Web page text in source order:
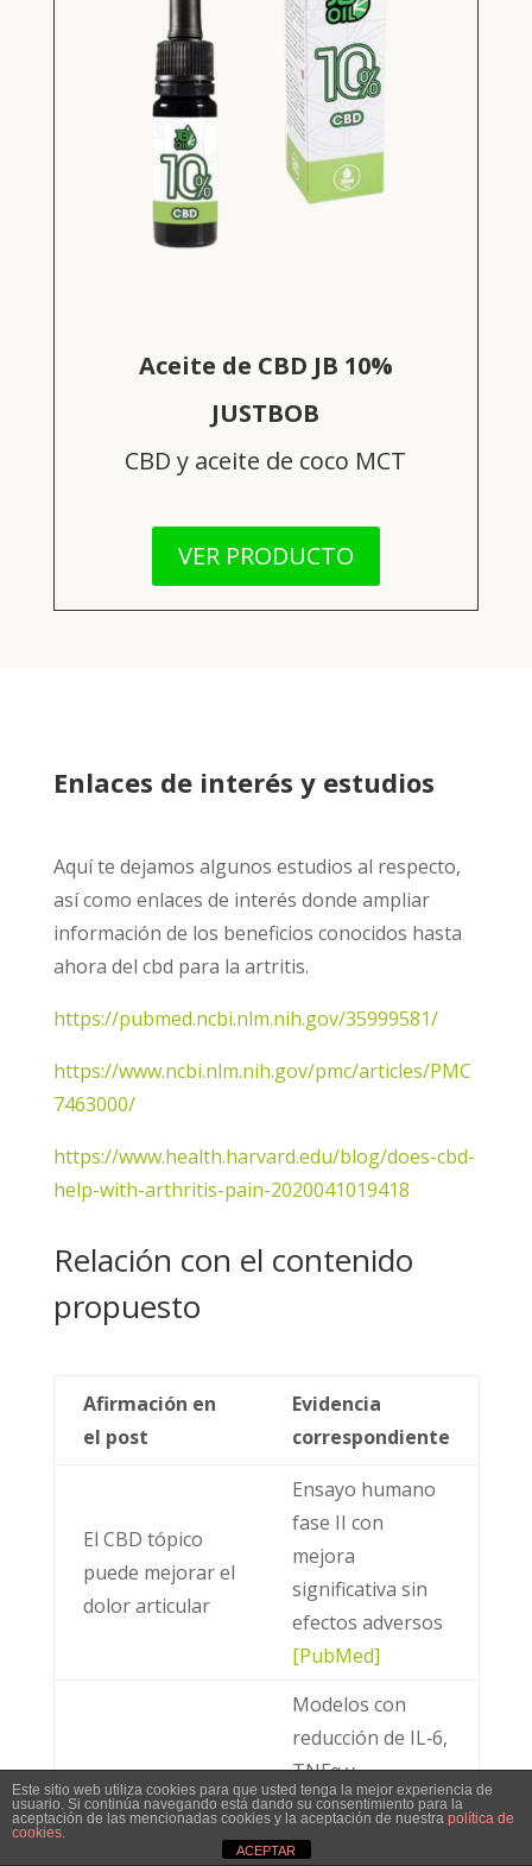
Aceite de CBD JB 10%
JUSTBOB
CBD y aceite de coco MCT
VER PRODUCTO
Enlaces de interés y estudios
Aquí te dejamos algunos estudios al respecto,
así como enlaces de interés donde ampliar
información de los beneficios conocidos hasta
ahora del cbd para la artritis.
https://pubmed.ncbi.nlm.nih.gov/35999581/
https://www.ncbi.nlm.nih.gov/pmc/articles/PMC
7463000/
https://www.health.harvard.edu/blog/does-cbd-
help-with-arthritis-pain-2020041019418
Relación con el contenido
propuesto
Afirmación en
el post
Evidencia
correspondiente
El CBD tópico
puede mejorar el
dolor articular
Ensayo humano
fase II con
mejora
significativa sin
efectos adversos
[PubMed]
Propiedades
antiinflamatorias
Modelos con
reducción de IL‑6,
TNFα y
marcadores
inflamatorios en
Este sitio web utiliza cookies para que usted tenga la mejor experiencia de
usuario. Si continúa navegando está dando su consentimiento para la
aceptación de las mencionadas cookies y la aceptación de nuestra política de
cookies.
ACEPTAR